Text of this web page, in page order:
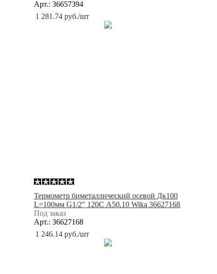
Арт.: 36657394
1 281.74 руб./шт
Термометр биметаллический осевой Дк100
L=100мм G1/2" 120С A50.10 Wika 36627168
Под заказ
Арт.: 36627168
1 246.14 руб./шт